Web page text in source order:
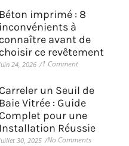
Béton imprimé : 8
inconvénients à
connaître avant de
choisir ce revêtement
24, 2026 /1 Comment
Carreler un Seuil de
Baie Vitrée : Guide
Complet pour une
Installation Réussie
30, 2025 /No Comments